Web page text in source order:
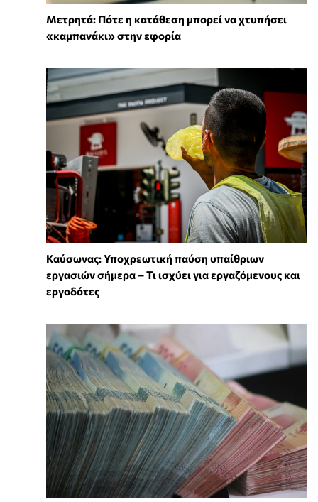
Μετρητά: Πότε η κατάθεση μπορεί να χτυπήσει
«καμπανάκι» στην εφορία
Καύσωνας: Υποχρεωτική παύση υπαίθριων
εργασιών σήμερα – Τι ισχύει για εργαζόμενους και
εργοδότες